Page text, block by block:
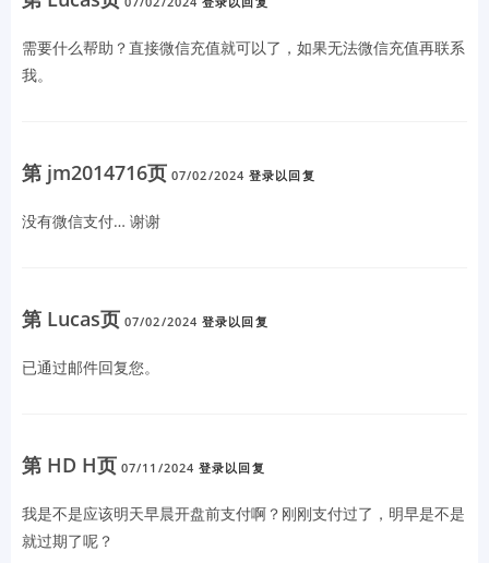
需要什么帮助？直接微信充值就可以了，如果无法微信充值再联系
我。
第 jm2014716页 07/02/2024 登录以回复
没有微信支付… 谢谢
第 Lucas页 07/02/2024 登录以回复
已通过邮件回复您。
第 HD H页 07/11/2024 登录以回复
我是不是应该明天早晨开盘前支付啊？刚刚支付过了，明早是不是
就过期了呢？